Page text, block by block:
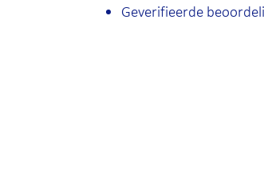
Geverifieerde